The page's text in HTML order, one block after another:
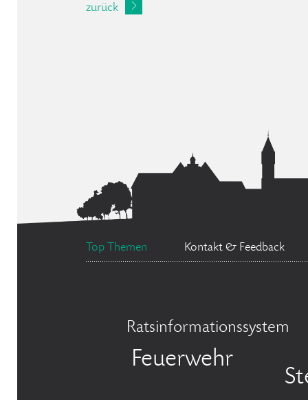
zurück
Top Themen Kontakt & Feedback
Ratsinformationssystem
Feuerwehr